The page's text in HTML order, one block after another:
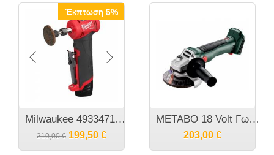
Έκπτωση 5%
Milwaukee 4933471438 M12 FDGA-0 FUEL Γωνιακός Λειαντήρας χωρίς μπαταρία/φορτιστή
210,00 € 199,50 €
METABO 18 Volt Γωνιακός Τροχός Μπαταρίας Μονο σώμα W 18 L BL 9-125- 602374850
203,00 €